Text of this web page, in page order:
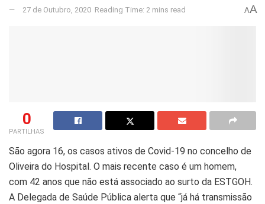
27 de Outubro, 2020 Reading Time: 2 mins read AA
0
PARTILHAS
São agora 16, os casos ativos de Covid-19 no concelho de
Oliveira do Hospital. O mais recente caso é um homem,
com 42 anos que não está associado ao surto da ESTGOH.
A Delegada de Saúde Pública alerta que “já há transmissão